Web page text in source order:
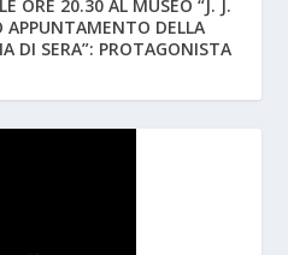
ORE 20.30 AL MUSEO “J. J.
DELLA
DI SERA”: PROTAGONISTA